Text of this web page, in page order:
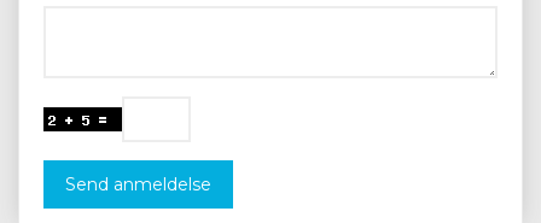
Send anmeldelse